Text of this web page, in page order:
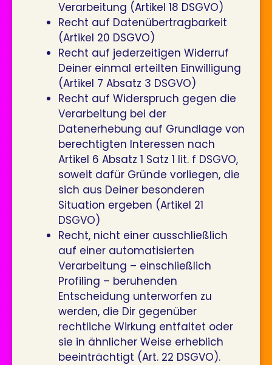
Verarbeitung (Artikel 18 DSGVO)
Recht auf Datenübertragbarkeit
(Artikel 20 DSGVO)
Recht auf jederzeitigen Widerruf
Deiner einmal erteilten Einwilligung
(Artikel 7 Absatz 3 DSGVO)
Recht auf Widerspruch gegen die
Verarbeitung bei der
Datenerhebung auf Grundlage von
berechtigten Interessen nach
Artikel 6 Absatz 1 Satz 1 lit. f DSGVO,
soweit dafür Gründe vorliegen, die
sich aus Deiner besonderen
Situation ergeben (Artikel 21
DSGVO)
Recht, nicht einer ausschließlich
auf einer automatisierten
Verarbeitung – einschließlich
Profiling – beruhenden
Entscheidung unterworfen zu
werden, die Dir gegenüber
rechtliche Wirkung entfaltet oder
sie in ähnlicher Weise erheblich
beeinträchtigt (Art. 22 DSGVO).